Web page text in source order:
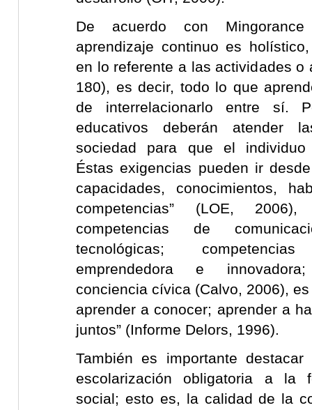
De acuerdo con
aprendizaje continuo es
en lo referente a las actividades o
180), es decir, todo lo que
de interrelacionarlo entre sí.
educativos deberán atender
sociedad para que el individuo
Éstas exigencias pueden ir
capacidades, conocimientos,
competencias” (LOE,
competencias de
tecnológicas;
emprendedora e
conciencia cívica (Calvo, 2006),
aprender a conocer; aprender a
juntos” (Informe Delors, 1996).
También es importante
escolarización obligatoria a la
social; esto es, la calidad de la